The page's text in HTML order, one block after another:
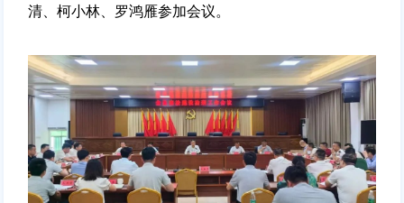
清、柯小林、罗鸿雁参加会议。